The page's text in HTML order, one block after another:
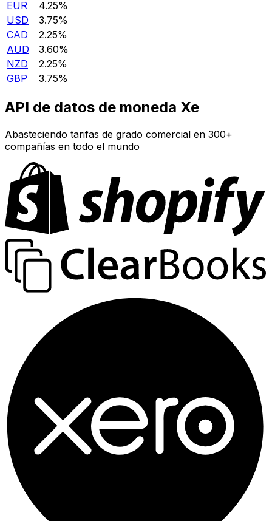
EUR
4.25%
USD
3.75%
CAD
2.25%
AUD
3.60%
NZD
2.25%
GBP
3.75%
API de datos de moneda Xe
Abasteciendo tarifas de grado comercial en 300+
compañías en todo el mundo